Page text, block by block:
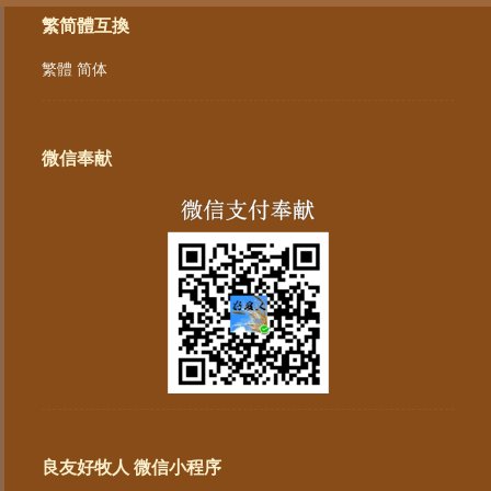
繁简體互換
繁體 简体
微信奉献
良友好牧人 微信小程序